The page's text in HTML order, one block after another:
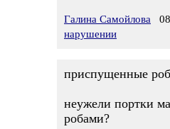
Галина Самойлова
нарушении
приспущенные
неужели портки
робами?